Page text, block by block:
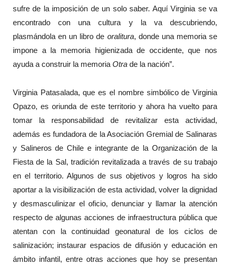
sufre de la imposición de un solo saber. Aquí Virginia se va
encontrado con una cultura y la va descubriendo,
plasmándola en un libro de oralitura, donde una memoria se
impone a la memoria higienizada de occidente, que nos
ayuda a construir la memoria Otrade la nación”.
Virginia Patasalada, que es el nombre simbólico de Virginia
Opazo, es oriunda de este territorio y ahora ha vuelto para
tomar la responsabilidad de revitalizar esta actividad,
además es fundadora de la Asociación Gremial de Salinaras
y Salineros de Chile e integrante de la Organización de la
Fiesta de la Sal, tradición revitalizada a través de su trabajo
en el territorio. Algunos de sus objetivos y logros ha sido
aportar a la visibilización de esta actividad, volver la dignidad
y desmasculinizar el oficio, denunciar y llamar la atención
respecto de algunas acciones de infraestructura pública que
atentan con la continuidad geonatural de los ciclos de
salinización; instaurar espacios de difusión y educación en
ámbito infantil, entre otras acciones que hoy se presentan